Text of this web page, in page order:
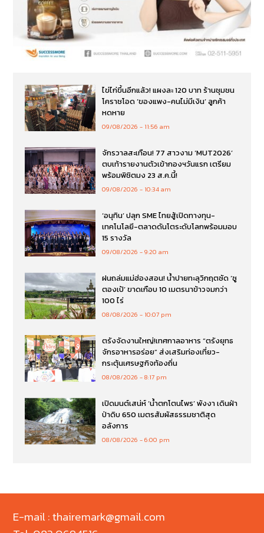
ไข่ไก่ขึ้นอีกแล้ว! แผงละ 120 บาท ร้านชุมชน
โคราชโอด ‘ของแพง-คนไม่มีเงิน’ ลูกค้า
หดหาย
09/08/2026 11:56 am
จักรวาลสะเทือน! 77 สาวงาม ‘MUT2026’
ตบเท้ารายงานตัวเข้ากองฯวันแรก เตรียม
พร้อมพิชิตมง 23 ส.ค.นี้!
09/08/2026 10:34 am
‘อนุทิน’ ปลุก SME ไทยสู้เปิดทางทุน-
เทคโนโลยี-ตลาดดันโตระดับโลกพร้อมมอบ
15 รางวัล
09/08/2026 9:20 am
ฝนถล่มแม่ฮ่องสอน! น้ำปายทะลุวิกฤตซัด ‘ซู
ตองเป้’ ขาดเกือบ 10 เมตรนาข้าวจมกว่า
100 ไร่
08/08/2026 10:07 pm
ตรังจัดงานใหญ่!เทศกาลอาหาร “ตรังยุทธ
จักรอาหารอร่อย” ส่งเสริมท่องเที่ยว-
กระตุ้นเศรษฐกิจท้องถิ่น
08/08/2026 8:17 pm
เปิดมนต์เสน่ห์ ‘น้ำตกโตนไพร’ พังงา เดินฝ่า
ป่าดิบ 650 เมตรสัมผัสธรรมชาติสุด
อลังการ
08/08/2026 6:00 pm
E-mail : thairemark@gmail.com